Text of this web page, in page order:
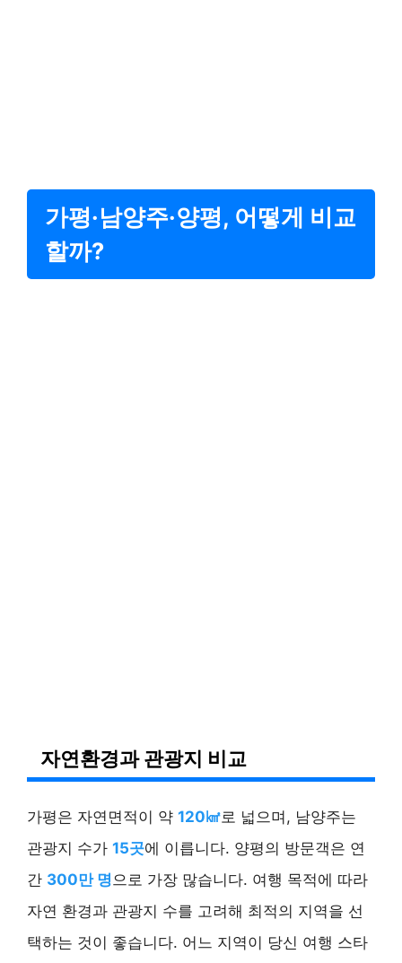
가평·남양주·양평, 어떻게 비교
할까?
자연환경과 관광지 비교
가평은 자연면적이 약 120㎢로 넓으며, 남양주는
관광지 수가 15곳에 이릅니다. 양평의 방문객은 연
간 300만 명 으로 가장 많습니다. 여행 목적에 따라
자연 환경과 관광지 수를 고려해 최적의 지역을 선
택하는 것이 좋습니다. 어느 지역이 당신 여행 스타